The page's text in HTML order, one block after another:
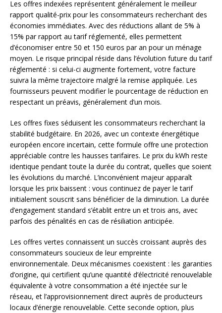
Les offres indexées représentent généralement le meilleur
rapport qualité-prix pour les consommateurs recherchant des
économies immédiates. Avec des réductions allant de 5% à
15% par rapport au tarif réglementé, elles permettent
d’économiser entre 50 et 150 euros par an pour un ménage
moyen. Le risque principal réside dans l’évolution future du tarif
réglementé : si celui-ci augmente fortement, votre facture
suivra la même trajectoire malgré la remise appliquée. Les
fournisseurs peuvent modifier le pourcentage de réduction en
respectant un préavis, généralement d’un mois.
Les offres fixes séduisent les consommateurs recherchant la
stabilité budgétaire. En 2026, avec un contexte énergétique
européen encore incertain, cette formule offre une protection
appréciable contre les hausses tarifaires. Le prix du kWh reste
identique pendant toute la durée du contrat, quelles que soient
les évolutions du marché. L’inconvénient majeur apparaît
lorsque les prix baissent : vous continuez de payer le tarif
initialement souscrit sans bénéficier de la diminution. La durée
d’engagement standard s’établit entre un et trois ans, avec
parfois des pénalités en cas de résiliation anticipée.
Les offres vertes connaissent un succès croissant auprès des
consommateurs soucieux de leur empreinte
environnementale. Deux mécanismes coexistent : les garanties
d’origine, qui certifient qu’une quantité d’électricité renouvelable
équivalente à votre consommation a été injectée sur le
réseau, et l’approvisionnement direct auprès de producteurs
locaux d’énergie renouvelable. Cette seconde option, plus